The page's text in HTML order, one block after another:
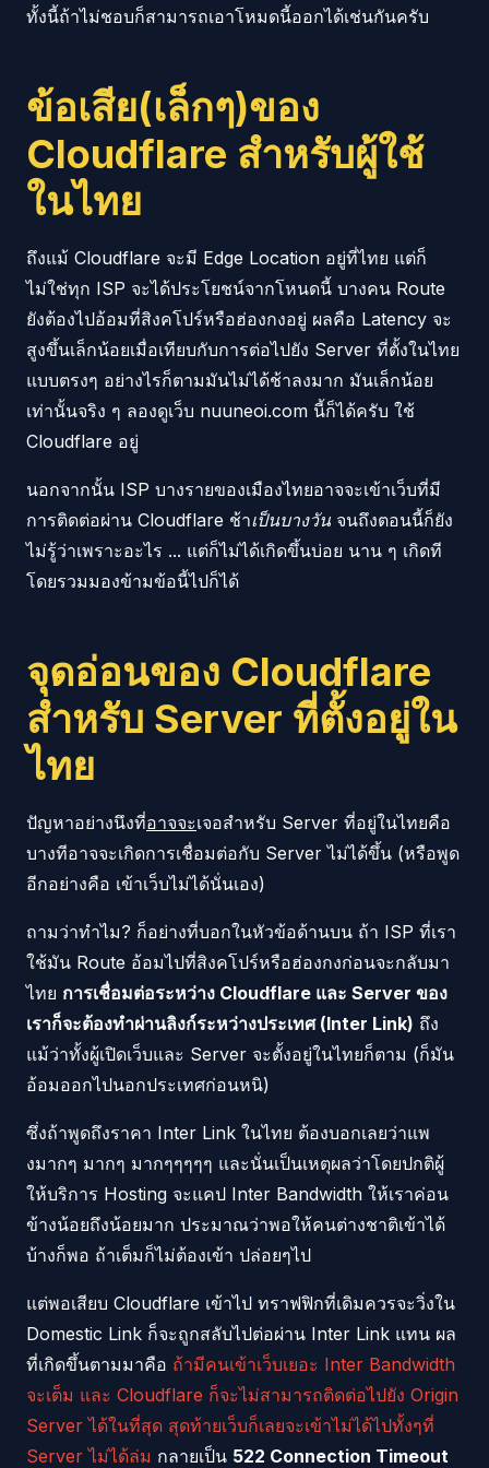
ทั้งนี้ถ้าไม่ชอบก็สามารถเอาโหมดนี้ออกได้เช่นกันครับ
ข้อเสีย(เล็กๆ)ของ
Cloudflare สำหรับผู้ใช้
ในไทย
ถึงแม้ Cloudflare จะมี Edge Location อยู่ที่ไทย แต่ก็
ไม่ใช่ทุก ISP จะได้ประโยชน์จากโหนดนี้ บางคน Route
ยังต้องไปอ้อมที่สิงคโปร์หรือฮ่องกงอยู่ ผลคือ Latency จะ
สูงขึ้นเล็กน้อยเมื่อเทียบกับการต่อไปยัง Server ที่ตั้งในไทย
แบบตรงๆ อย่างไรก็ตามมันไม่ได้ช้าลงมาก มันเล็กน้อย
เท่านั้นจริง ๆ ลองดูเว็บ nuuneoi.com นี้ก็ได้ครับ ใช้
Cloudflare อยู่
นอกจากนั้น ISP บางรายของเมืองไทยอาจจะเข้าเว็บที่มี
การติดต่อผ่าน Cloudflare ช้าเป็นบางวัน จนถึงตอนนี้ก็ยัง
ไม่รู้ว่าเพราะอะไร ... แต่ก็ไม่ได้เกิดขึ้นบ่อย นาน ๆ เกิดที
โดยรวมมองข้ามข้อนี้ไปก็ได้
จุดอ่อนของ Cloudflare
สำหรับ Server ที่ตั้งอยู่ใน
ไทย
ปัญหาอย่างนึงที่อาจจะเจอสำหรับ Server ที่อยู่ในไทยคือ
บางทีอาจจะเกิดการเชื่อมต่อกับ Server ไม่ได้ขึ้น (หรือพูด
อีกอย่างคือ เข้าเว็บไม่ได้นั่นเอง)
ถามว่าทำไม? ก็อย่างที่บอกในหัวข้อด้านบน ถ้า ISP ที่เรา
ใช้มัน Route อ้อมไปที่สิงคโปร์หรือฮ่องกงก่อนจะกลับมา
ไทย การเชื่อมต่อระหว่าง Cloudflare และ Server ของ
เราก็จะต้องทำผ่านลิงก์ระหว่างประเทศ (Inter Link) ถึง
แม้ว่าทั้งผู้เปิดเว็บและ Server จะตั้งอยู่ในไทยก็ตาม (ก็มัน
อ้อมออกไปนอกประเทศก่อนหนิ)
ซึ่งถ้าพูดถึงราคา Inter Link ในไทย ต้องบอกเลยว่าแพ
งมากๆ มากๆ มากๆๆๆๆๆ และนั่นเป็นเหตุผลว่าโดยปกติผู้
ให้บริการ Hosting จะแคป Inter Bandwidth ให้เราค่อน
ข้างน้อยถึงน้อยมาก ประมาณว่าพอให้คนต่างชาติเข้าได้
บ้างก็พอ ถ้าเต็มก็ไม่ต้องเข้า ปล่อยๆไป
แต่พอเสียบ Cloudflare เข้าไป ทราฟฟิกที่เดิมควรจะวิ่งใน
Domestic Link ก็จะถูกสลับไปต่อผ่าน Inter Link แทน ผล
ที่เกิดขึ้นตามมาคือ ถ้ามีคนเข้าเว็บเยอะ Inter Bandwidth
จะเต็ม และ Cloudflare ก็จะไม่สามารถติดต่อไปยัง Origin
Server ได้ในที่สุด สุดท้ายเว็บก็เลยจะเข้าไม่ได้ไปทั้งๆที่
Server ไม่ได้ล่ม กลายเป็น 522 Connection Timeout